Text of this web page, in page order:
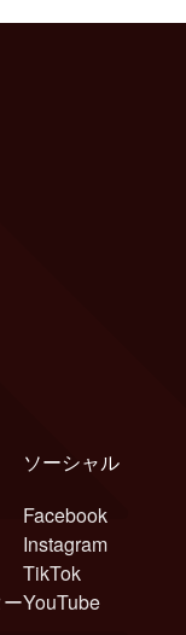
ソーシャル
Facebook
Instagram
TikTok
YouTube